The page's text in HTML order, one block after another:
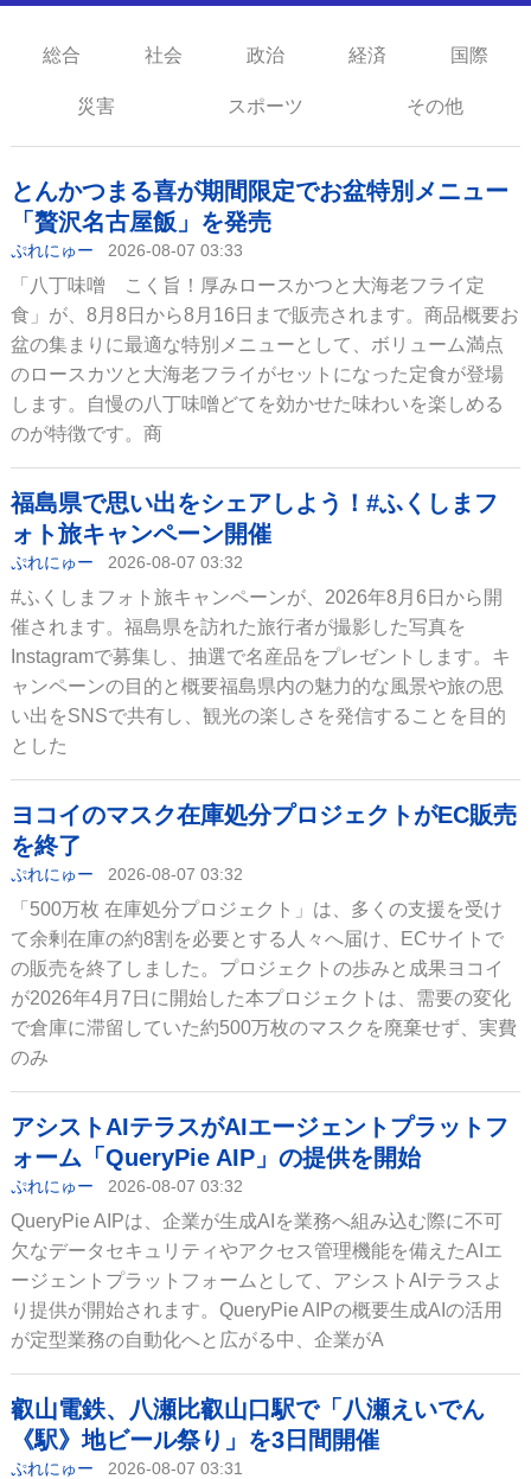
総合 社会 政治 経済 国際
災害 スポーツ その他
とんかつまる喜が期間限定でお盆特別メニュー
「贅沢名古屋飯」を発売
ぷれにゅー 2026-08-07 03:33
「八丁味噌 こく旨！厚みロースかつと大海老フライ定
食」が、8月8日から8月16日まで販売されます。商品概要お
盆の集まりに最適な特別メニューとして、ボリューム満点
のロースカツと大海老フライがセットになった定食が登場
します。自慢の八丁味噌どてを効かせた味わいを楽しめる
のが特徴です。商
福島県で思い出をシェアしよう！#ふくしまフ
ォト旅キャンペーン開催
ぷれにゅー 2026-08-07 03:32
#ふくしまフォト旅キャンペーンが、2026年8月6日から開
催されます。福島県を訪れた旅行者が撮影した写真を
Instagramで募集し、抽選で名産品をプレゼントします。キ
ャンペーンの目的と概要福島県内の魅力的な風景や旅の思
い出をSNSで共有し、観光の楽しさを発信することを目的
とした
ヨコイのマスク在庫処分プロジェクトがEC販売
を終了
ぷれにゅー 2026-08-07 03:32
「500万枚 在庫処分プロジェクト」は、多くの支援を受け
て余剰在庫の約8割を必要とする人々へ届け、ECサイトで
の販売を終了しました。プロジェクトの歩みと成果ヨコイ
が2026年4月7日に開始した本プロジェクトは、需要の変化
で倉庫に滞留していた約500万枚のマスクを廃棄せず、実費
のみ
アシストAIテラスがAIエージェントプラットフ
ォーム「QueryPie AIP」の提供を開始
ぷれにゅー 2026-08-07 03:32
QueryPie AIPは、企業が生成AIを業務へ組み込む際に不可
欠なデータセキュリティやアクセス管理機能を備えたAIエ
ージェントプラットフォームとして、アシストAIテラスよ
り提供が開始されます。QueryPie AIPの概要生成AIの活用
が定型業務の自動化へと広がる中、企業がA
叡山電鉄、八瀬比叡山口駅で「八瀬えいでん
《駅》地ビール祭り」を3日間開催
ぷれにゅー 2026-08-07 03:31